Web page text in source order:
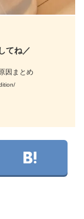
てね／
因まとめ